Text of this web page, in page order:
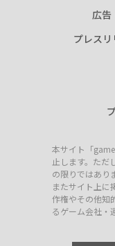
広告
プレス
本サイト「
止します。ただ
の限りではあり
またサイト上に
作権やその他知
るゲーム会社・